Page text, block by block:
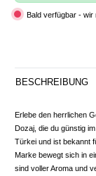
Bald verfügbar - wir
BESCHREIBUNG
Erlebe den herrlichen
Dozaj, die du günstig
Türkei und ist bekannt
Marke bewegt sich in
sind voller Aroma und